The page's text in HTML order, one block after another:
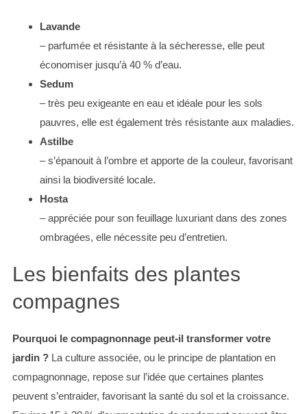
Lavande
– parfumée et résistante à la sécheresse, elle peut
économiser jusqu’à 40 % d’eau.
Sedum
– très peu exigeante en eau et idéale pour les sols
pauvres, elle est également très résistante aux maladies.
Astilbe
– s’épanouit à l’ombre et apporte de la couleur, favorisant
ainsi la biodiversité locale.
Hosta
– appréciée pour son feuillage luxuriant dans des zones
ombragées, elle nécessite peu d’entretien.
Les bienfaits des plantes
compagnes
Pourquoi le compagnonnage peut-il transformer votre
jardin ?La culture associée, ou le principe de plantation en
compagnonnage, repose sur l’idée que certaines plantes
peuvent s’entraider, favorisant la santé du sol et la croissance.